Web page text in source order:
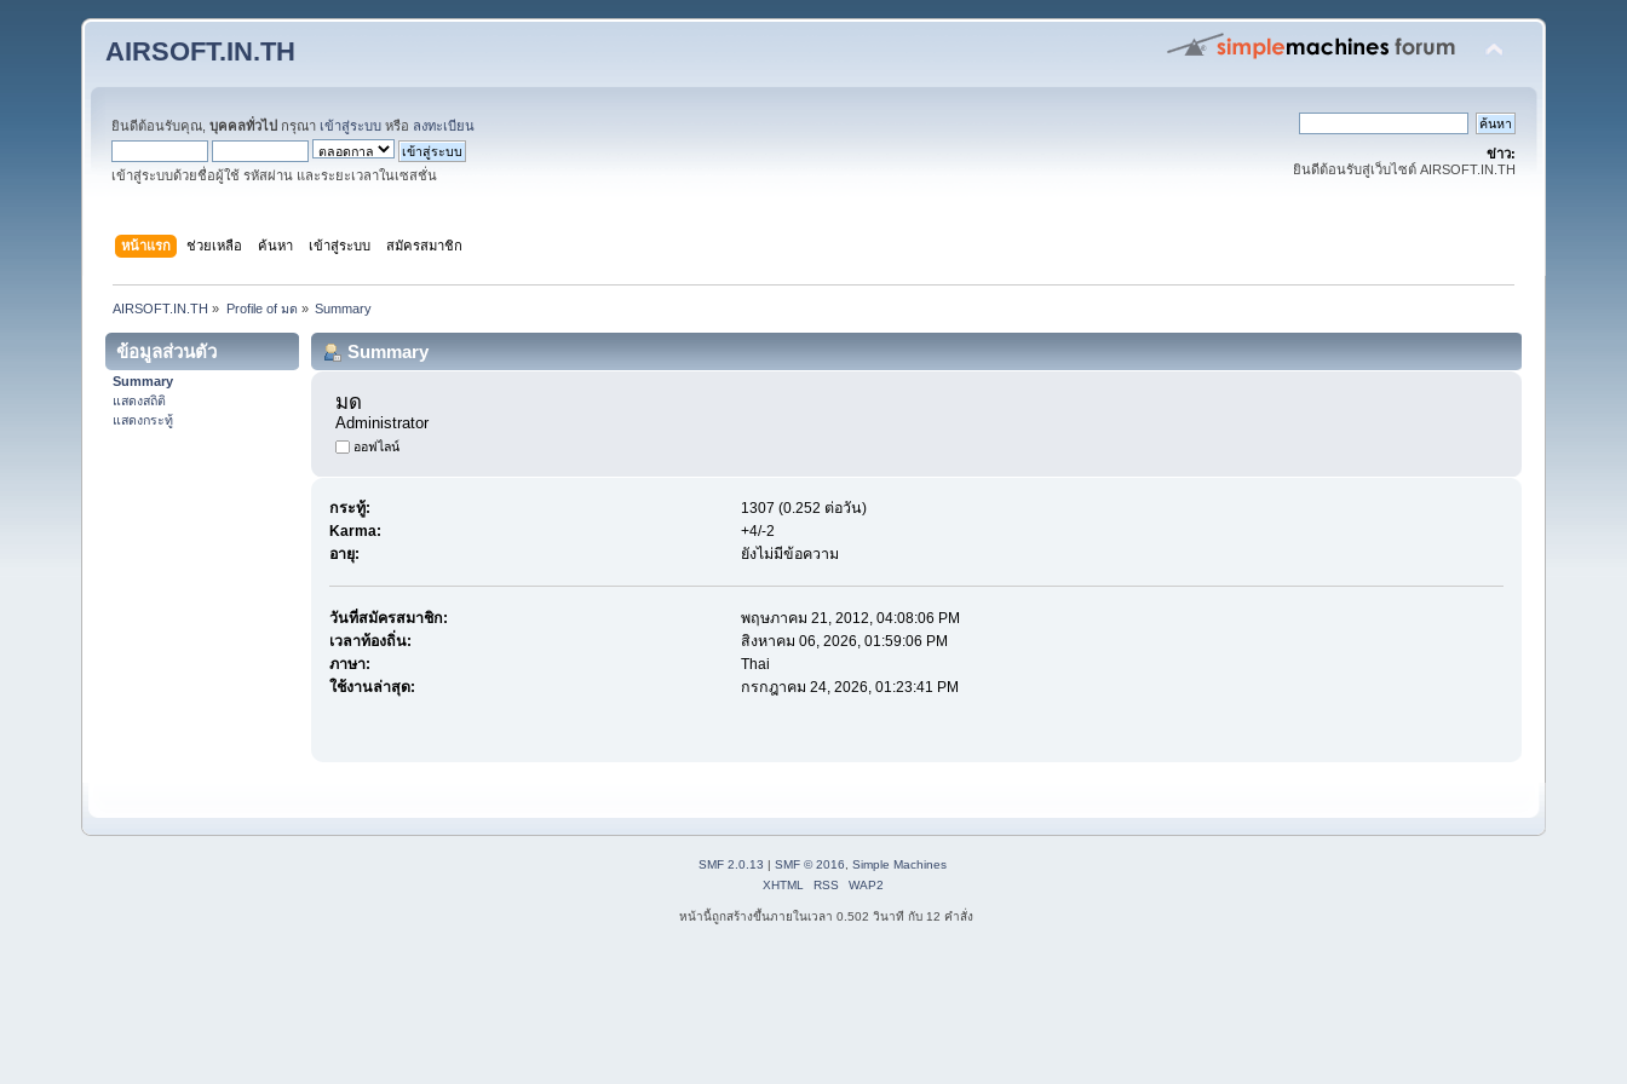
AIRSOFT.IN.TH
ยินดีต้อนรับคุณ,บุคคลทั่วไป กรุณา เข้าสู่ระบบ หรือ ลงทะเบียน
เข้าสู่ระบบด้วยชื่อผู้ใช้ รหัสผ่าน และระยะเวลาในเซสชั่น
ข่าว:
ยินดีต้อนรับสู่เว็บไซต์ AIRSOFT.IN.TH
หน้าแรก ช่วยเหลือ ค้นหา เข้าสู่ระบบ สมัครสมาชิก
AIRSOFT.IN.TH » Profile of มด » Summary
ข้อมูลส่วนตัว
Summary
แสดงสถิติ
แสดงกระทู้
Summary
มด
Administrator
ออฟไลน์
กระทู้:
1307 (0.252 ต่อวัน)
Karma:
+4/-2
อายุ:
ยังไม่มีข้อความ
วันที่สมัครสมาชิก:
พฤษภาคม 21, 2012, 04:08:06 PM
เวลาท้องถิ่น:
สิงหาคม 06, 2026, 01:59:06 PM
ภาษา:
Thai
ใช้งานล่าสุด:
กรกฎาคม 24, 2026, 01:23:41 PM
SMF 2.0.13 | SMF © 2016
Simple Machines
XHTML
RSS WAP2
หน้านี้ถูกสร้างขึ้นภายในเวลา 0.502 วินาที กับ 12 คำสั่ง